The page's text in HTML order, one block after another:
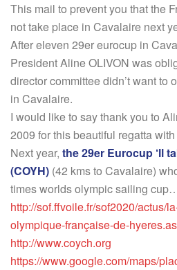
This mail to prevent you that the
not take place in Cavalaire next
After eleven 29er eurocup in
President Aline OLIVON was
director committee didn’t want to
in Cavalaire.
I would like to say thank you to
2009 for this beautiful regatta
Next year, the 29er Eurocup ‘ll
(COYH) (42 kms to Cavalaire)
times worlds olympic sailing
http://sof.ffvoile.fr/sof2020/actus/
olympique-française-de-
http://www.coych.org
https://www.google.com/maps/